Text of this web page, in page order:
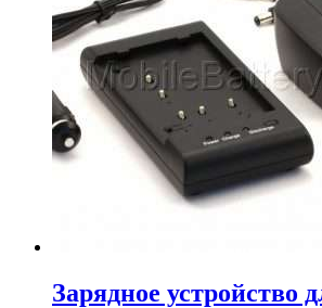
Зарядное устройство